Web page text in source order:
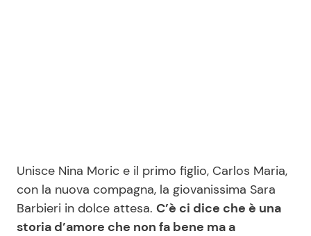
Info
Unisce Nina Moric e il primo figlio, Carlos Maria,
con la nuova compagna, la giovanissima Sara
Barbieri in dolce attesa. C’è ci dice che è una
storia d’amore che non fa bene ma a